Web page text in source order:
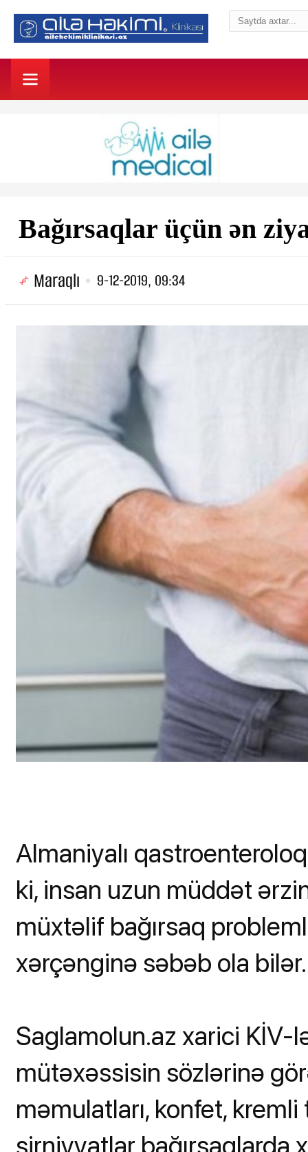
Bağırsaqlar üçün ən
Maraqlı 9-12-2019, 09:34
Almaniyalı
ki, insan uzun müddət
müxtəlif bağırsaq
xərçənginə səbəb ola bilər.
Saglamolun.az xarici KİV-
mütəxəssisin sözlərinə
məmulatları, konfet,
şirniyyatlar bağırsaqlarda